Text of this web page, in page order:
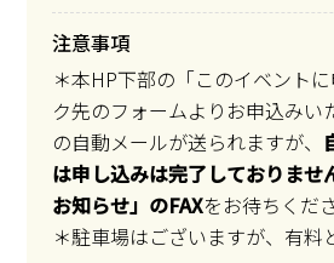
注意事項
＊本HP下部の「このイベント
ク先のフォームよりお申込みい
の自動メールが送られますが、
は申し込みは完了しておりませ
お知らせ」のFAXをお待ちくだ
＊駐車場はございますが、有料